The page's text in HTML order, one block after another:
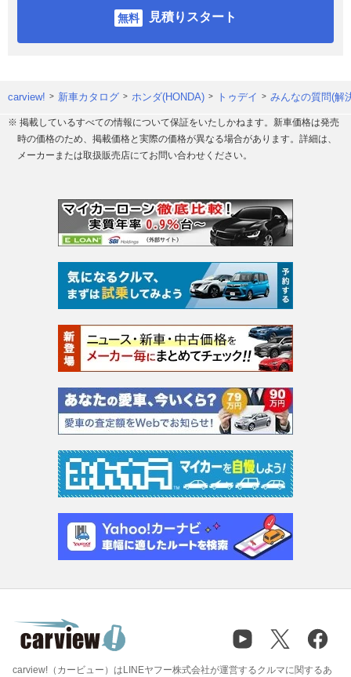
見積りスタート
carview! 新車カタログ ホンダ(HONDA) トゥデイ みんなの質問(解
※ 掲載しているすべての情報について保証をいたしかねます。新車価格は発売
時の価格のため、掲載価格と実際の価格が異なる場合があります。詳細は、
メーカーまたは取扱販売店にてお問い合わせください。
carview!（カービュー）はLINEヤフー株式会社が運営するクルマに関するあ